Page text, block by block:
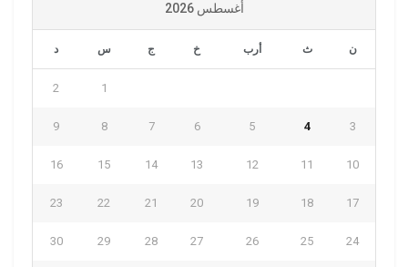
أغسطس 2026
ن ث أرب خ ج س د
1
2
3
4
5
6
7
8
9
10
11
12
13
14
15
16
17
18
19
20
21
22
23
24
25
26
27
28
29
30